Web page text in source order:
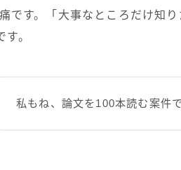
です。「大事なところだけ知
。
私もね、論文を100本読む案件